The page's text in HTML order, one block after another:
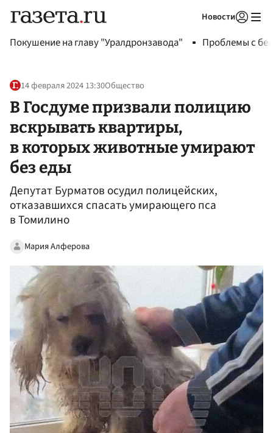
Новости
Покушение на главу "Уралдронзавода" Проблемы с
14 февраля 2024 13:30Общество
В Госдуме призвали полицию
вскрывать квартиры,
в которых животные умирают
без еды
Депутат Бурматов осудил полицейских,
отказавшихся спасать умирающего пса
в Томилино
Мария Алферова